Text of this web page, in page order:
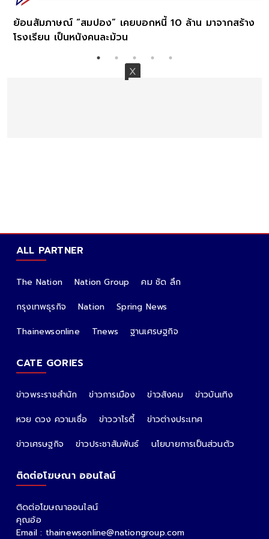
"พระพยอม"รู้สึกเจ็บปวดหลังทราบข่าว สมปอง เผยคำ
พูดวันที่มาลาสิกขา
ALL PARTNER
The Nation Nation Group
คม ชัด ลึก
กรุงเทพธุรกิจ
Nation
Spring News
Thainewsonline
Tnews ฐานเศรษฐกิจ
CATE GORIES
ข่าวพระราชสำนัก ข่าวการเมือง ข่าวสังคม
ข่าวบันเทิง
หวย ดวง ความเชื่อ
ข่าววาไรตี้
ข่าวต่างประเทศ
ข่าวเศรษฐกิจ
ข่าวประชาสัมพันธ์ นโยบายการเป็นส่วนตัว
ติดต่อโฆษณา ออนไลน์
ติดต่อโฆษณาออนไลน์
คุณอ้อ
Email : thainewsonline@nationgroup.com